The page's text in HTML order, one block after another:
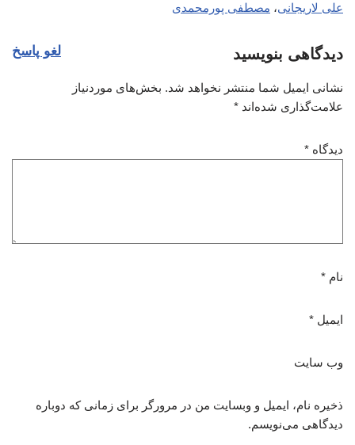
علی لاریجانی، مصطفی پورمحمدی
دیدگاهی بنویسید لغو پاسخ
نشانی ایمیل شما منتشر نخواهد شد. بخش‌های موردنیاز
علامت‌گذاری شده‌اند *
دیدگاه *
نام *
ایمیل *
وب‌ سایت
ذخیره نام، ایمیل و وبسایت من در مرورگر برای زمانی که دوباره
دیدگاهی می‌نویسم.